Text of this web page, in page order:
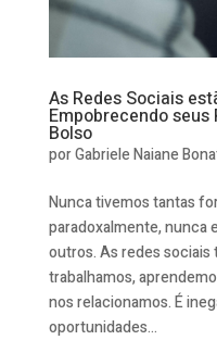
As Redes Sociais
Empobrecendo
Bolso
porGabriele Naiane
Nunca tivemos tantas
paradoxalmente, nunca
outros. As redes
trabalhamos,
nos relacionamos. É
oportunidades...